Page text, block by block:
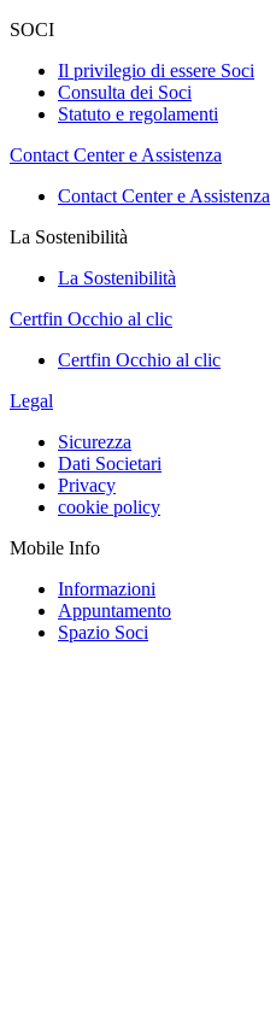
SOCI
Il privilegio di essere Soci
Consulta dei Soci
Statuto e regolamenti
Contact Center e Assistenza
Contact Center e Assistenza
La Sostenibilità
La Sostenibilità
Certfin Occhio al clic
Certfin Occhio al clic
Legal
Sicurezza
Dati Societari
Privacy
cookie policy
Mobile Info
Informazioni
Appuntamento
Spazio Soci